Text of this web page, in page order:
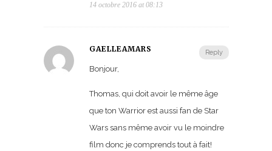
14 octobre 2016 at 08:13
Reply
GAELLEAMARS
Bonjour,
Thomas, qui doit avoir le même âge
que ton Warrior est aussi fan de Star
Wars sans même avoir vu le moindre
film donc je comprends tout à fait!